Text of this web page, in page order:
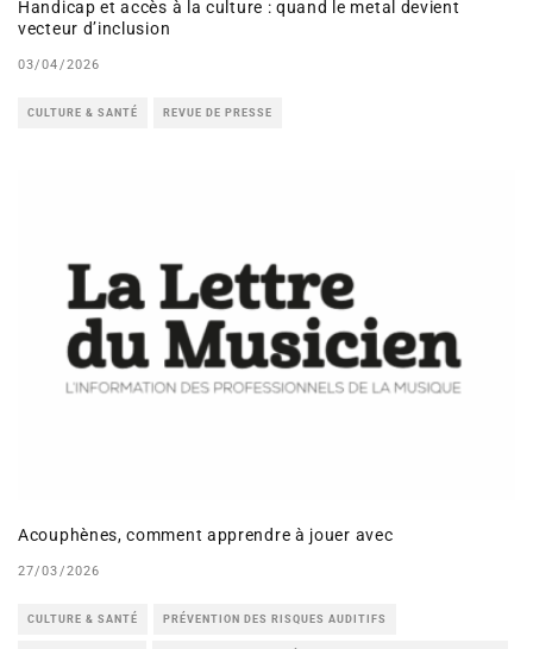
Handicap et accès à la culture : quand le metal devient
vecteur d’inclusion
03/04/2026
CULTURE & SANTÉ REVUE DE PRESSE
Acouphènes, comment apprendre à jouer avec
27/03/2026
CULTURE & SANTÉ PRÉVENTION DES RISQUES AUDITIFS